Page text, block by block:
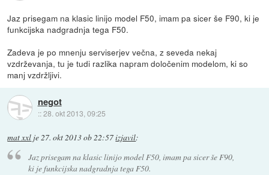
Jaz prisegam na klasic linijo model F50, imam pa sicer še F90, ki je
funkcijska nadgradnja tega F50.
Zadeva je po mnenju serviserjev večna, z seveda nekaj
vzdrževanja, tu je tudi razlika napram določenim modelom, ki so
manj vzdržljivi.
negot
::28. okt 2013, 09:25
mat xxl je27. okt 2013 ob 22:57izjavil:
Jaz prisegam na klasic linijo model F50, imam pa sicer še F90,
ki je funkcijska nadgradnja tega F50.